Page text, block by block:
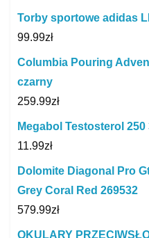
Torby sportowe adidas
99.99zł
Columbia Pouring
czarny
259.99zł
Megabol Testosterol 250
11.99zł
Dolomite Diagonal Pro
Grey Coral Red 269532
579.99zł
OKULARY